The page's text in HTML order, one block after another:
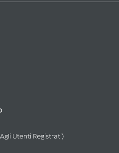
Utenti Registrati)